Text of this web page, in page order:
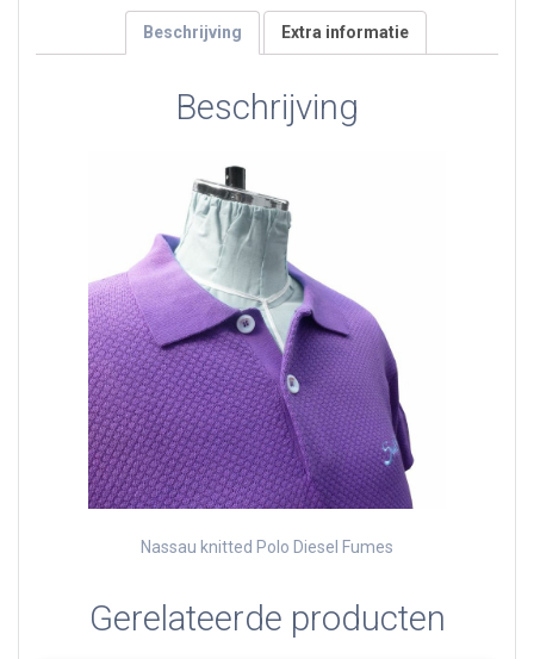
Beschrijving Extra informatie
Beschrijving
Nassau knitted Polo Diesel Fumes
Gerelateerde producten